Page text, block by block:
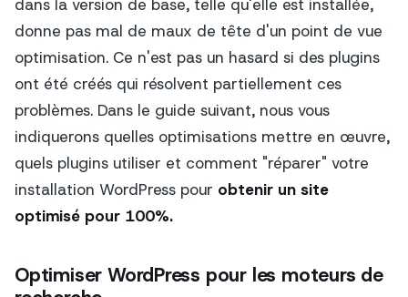
dans la version de base, telle qu'elle est installée,
donne pas mal de maux de tête d'un point de vue
optimisation. Ce n'est pas un hasard si des plugins
ont été créés qui résolvent partiellement ces
problèmes. Dans le guide suivant, nous vous
indiquerons quelles optimisations mettre en œuvre,
quels plugins utiliser et comment "réparer" votre
installation WordPress pour obtenir un site
optimisé pour 100%.
Optimiser WordPress pour les moteurs de